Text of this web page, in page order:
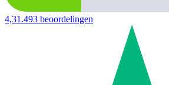
4,31.493 beoordelingen